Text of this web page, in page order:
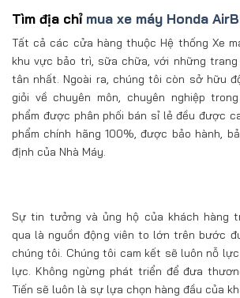
Tìm địa chỉ mua xe máy Honda
Tất cả các cửa hàng thuộc Hệ thống Xe
khu vực bảo trì, sữa chữa, với những
tân nhất. Ngoài ra, chúng tôi còn sở hữu
giỏi về chuyên môn, chuyên nghiệp
phẩm được phân phối bán sỉ lẻ đều được
phẩm chính hãng 100%, được bảo hành,
định của Nhà Máy.
Sự tin tưởng và ủng hộ của khách hàng
qua là nguồn động viên to lớn trên bước
chúng tôi. Chúng tôi cam kết sẽ luôn nỗ
lực. Không ngừng phát triển để đưa
Tiến sẽ luôn là sự lựa chọn hàng đầu của